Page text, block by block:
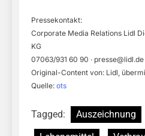
Pressekontakt:
Corporate Media Relations Lidl
KG
07063/931 60 90 · presse@lidl.de
Original-Content von: Lidl,
Quelle: ots
Tagged: Auszeichnung